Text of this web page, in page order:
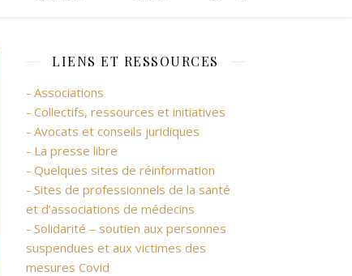
LIENS ET RESSOURCES
- Associations
- Collectifs, ressources et initiatives
- Avocats et conseils juridiques
- La presse libre
- Quelques sites de réinformation
- Sites de professionnels de la santé
et d’associations de médecins
- Solidarité – soutien aux personnes
suspendues et aux victimes des
mesures Covid